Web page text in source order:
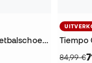
Tiempo Street Gato Zaalvoetbalschoenen
Tiempo
84,99 €